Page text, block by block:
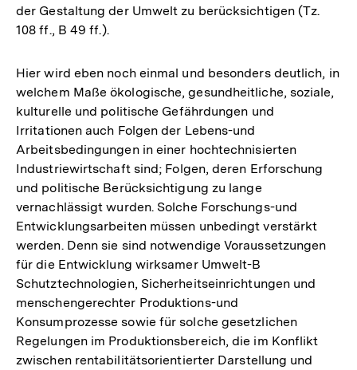
der Gestaltung der Umwelt zu berücksichtigen (Tz.
108 ff., B 49 ff.).
Hier wird eben noch einmal und besonders deutlich, in
welchem Maße ökologische, gesundheitliche, soziale,
kulturelle und politische Gefährdungen und
Irritationen auch Folgen der Lebens-und
Arbeitsbedingungen in einer hochtechnisierten
Industriewirtschaft sind; Folgen, deren Erforschung
und politische Berücksichtigung zu lange
vernachlässigt wurden. Solche Forschungs-und
Entwicklungsarbeiten müssen unbedingt verstärkt
werden. Denn sie sind notwendige Voraussetzungen
für die Entwicklung wirksamer Umwelt-B
Schutztechnologien, Sicherheitseinrichtungen und
menschengerechter Produktions-und
Konsumprozesse sowie für solche gesetzlichen
Regelungen im Produktionsbereich, die im Konflikt
zwischen rentabilitätsorientierter Darstellung und